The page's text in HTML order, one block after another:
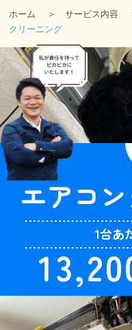
ホーム サービス内容
クリーニング
エアコン
1台あ